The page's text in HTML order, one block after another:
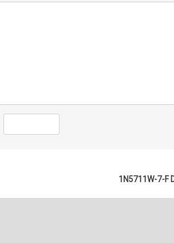
1N5711W-7-F